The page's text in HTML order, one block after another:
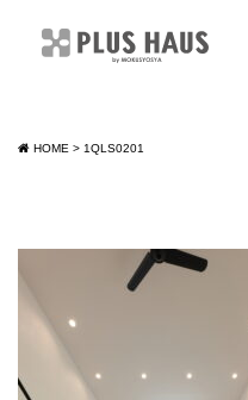
HOME > 1QLS0201